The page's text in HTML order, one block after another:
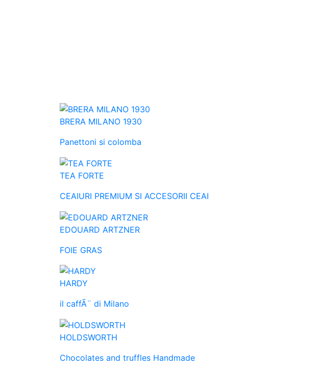
BRERA MILANO 1930
Panettoni si colomba
TEA FORTE
CEAIURI PREMIUM SI ACCESORII CEAI
EDOUARD ARTZNER
FOIE GRAS
HARDY
il caffÃ¨ di Milano
HOLDSWORTH
Chocolates and truffles Handmade